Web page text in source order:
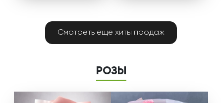
Смотреть еще хиты продаж
РОЗЫ